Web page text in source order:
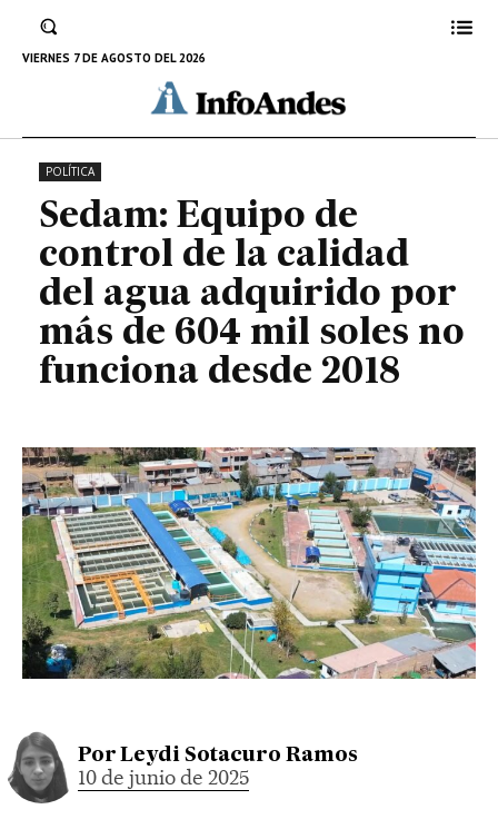
VIERNES 7 DE AGOSTO DEL 2026
más de 604 mil soles no funciona
desde 2018
10 DE JUNIO DE 2025
POLÍTICA
Sedam: Equipo de
control de la calidad
del agua adquirido por
más de 604 mil soles no
funciona desde 2018
Por Leydi Sotacuro Ramos
10 de junio de 2025